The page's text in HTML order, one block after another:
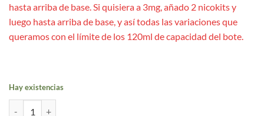
hasta arriba de base. Si quisiera a 3mg, añado 2 nicokits y
luego hasta arriba de base, y así todas las variaciones que
queramos con el límite de los 120ml de capacidad del bote.
Hay existencias